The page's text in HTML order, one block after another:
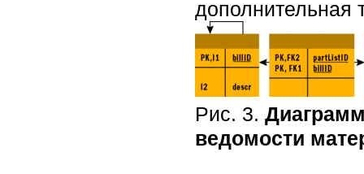
дополнительная
Рис. 3.
ведомости